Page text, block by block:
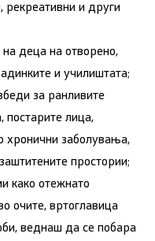
рекреативни и други
деца на отворено,
и училиштата;
за ранливите
постарите лица,
хронични заболувања,
простории;
како отежнато
очите, вртоглавица
веднаш да се побара